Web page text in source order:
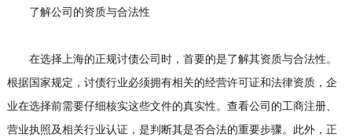
了解公司的资质与合法性
在选择上海的正规讨债公司时，首要的是了解其资质与合法性。
根据国家规定，讨债行业必须拥有相关的经营许可证和法律资质，企
业在选择前需要仔细核实这些文件的真实性。查看公司的工商注册、
营业执照及相关行业认证，是判断其是否合法的重要步骤。此外，正